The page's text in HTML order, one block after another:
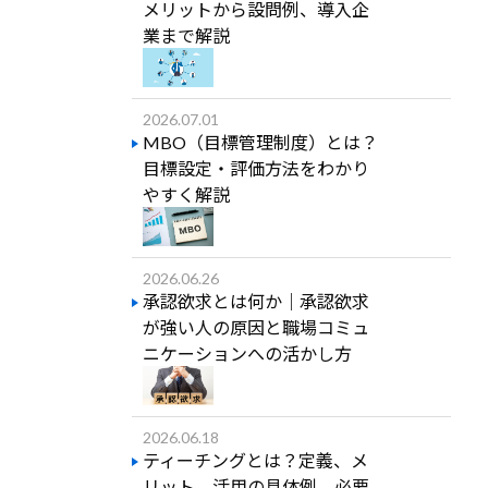
メリットから設問例、導入企
業まで解説
2026.07.01
MBO（目標管理制度）とは？
目標設定・評価方法をわかり
やすく解説
2026.06.26
承認欲求とは何か｜承認欲求
が強い人の原因と職場コミュ
ニケーションへの活かし方
2026.06.18
ティーチングとは？定義、メ